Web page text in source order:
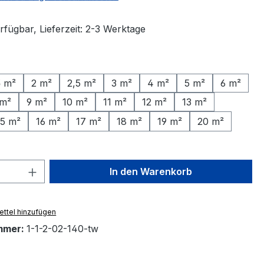
Lieferzeit: 2-3 Werktage
m² 2 m² 2,5 m² 3 m² 4 m² 5 m²
6 m²
9 m² 10 m² 11 m² 12 m²
13 m²
m² 16 m² 17 m² 18 m² 19 m²
20 m²
Anzahl: Gib den gewünschten Wert
In den Warenkorb
hinzufügen
1-1-2-02-140-tw